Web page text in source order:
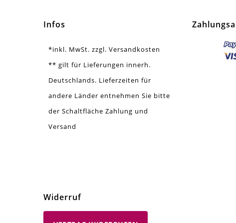
Matt
Menge
20
Infos
*inkl. MwSt. zzgl. Versandkosten
** gilt für Lieferungen innerh.
Deutschlands. Lieferzeiten für
andere Länder entnehmen Sie bitte
der Schaltfläche Zahlung und
Versand
Widerruf